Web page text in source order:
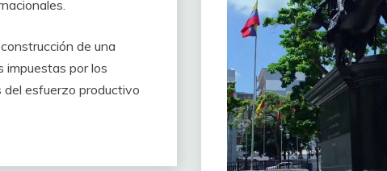
de una
impuestas por los
esfuerzo productivo